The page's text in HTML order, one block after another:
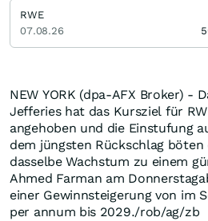
NEW YORK (dpa-AFX Broker) -
Jefferies hat das Kursziel für
angehoben und die Einstufung
dem jüngsten Rückschlag böten
dasselbe Wachstum zu einem
Ahmed Farman am
einer Gewinnsteigerung von im
per annum bis 2029./rob/ag/zb
RWE
07.08.26